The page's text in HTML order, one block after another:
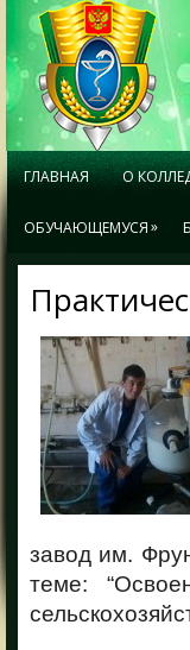
ГЛАВНАЯ О
ОБУЧАЮЩЕМУСЯ»
завод им.
теме: